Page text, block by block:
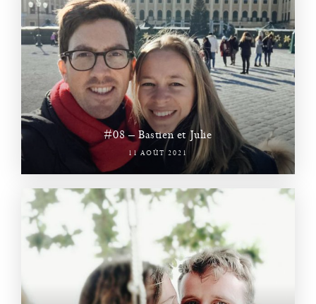
#08 – Bastien et Julie
11 AOÛT 2021